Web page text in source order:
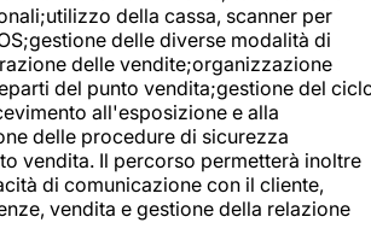
della cassa, scanner per
delle diverse modalità di
delle vendite;organizzazione
del punto vendita;gestione del
all'esposizione e alla
delle procedure di sicurezza
vendita. Il percorso permetterà inoltre
di comunicazione con il cliente,
vendita e gestione della relazione